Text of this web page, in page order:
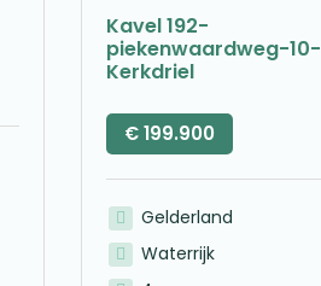
Kavel 192-
piekenwaardweg-10-
Kerkdriel
€199.900
Gelderland
Waterrijk